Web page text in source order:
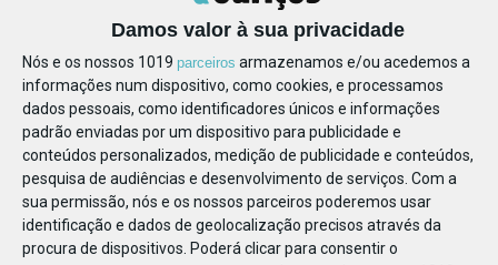
Damos valor à sua privacidade
Nós e os nossos 1019 parceiros armazenamos e/ou acedemos a
informações num dispositivo, como cookies, e processamos
dados pessoais, como identificadores únicos e informações
padrão enviadas por um dispositivo para publicidade e
conteúdos personalizados, medição de publicidade e conteúdos,
pesquisa de audiências e desenvolvimento de serviços. Com a
sua permissão, nós e os nossos parceiros poderemos usar
identificação e dados de geolocalização precisos através da
procura de dispositivos. Poderá clicar para consentir o